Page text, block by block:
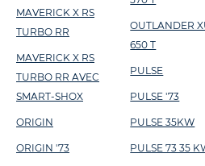
MAVERICK X RS
TURBO RR
MAVERICK X RS
TURBO RR AVEC
SMART-SHOX
ORIGIN
ORIGIN '73
OUTLANDER
650 T
PULSE
PULSE '73
PULSE 35KW
PULSE 73 35